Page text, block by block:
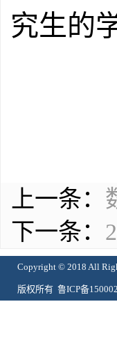
究生的
上一条：
下一条：
Copyright © 2018 All
版权所有 鲁ICP备